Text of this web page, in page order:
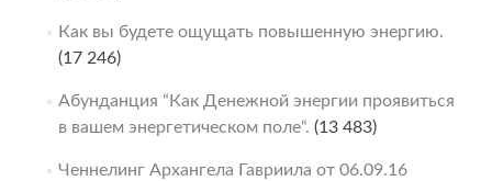
Как вы будете ощущать повышенную энергию.
(17 246)
Абунданция “Как Денежной энергии проявиться
в вашем энергетическом поле“. (13 483)
Ченнелинг Архангела Гавриила от 06.09.16